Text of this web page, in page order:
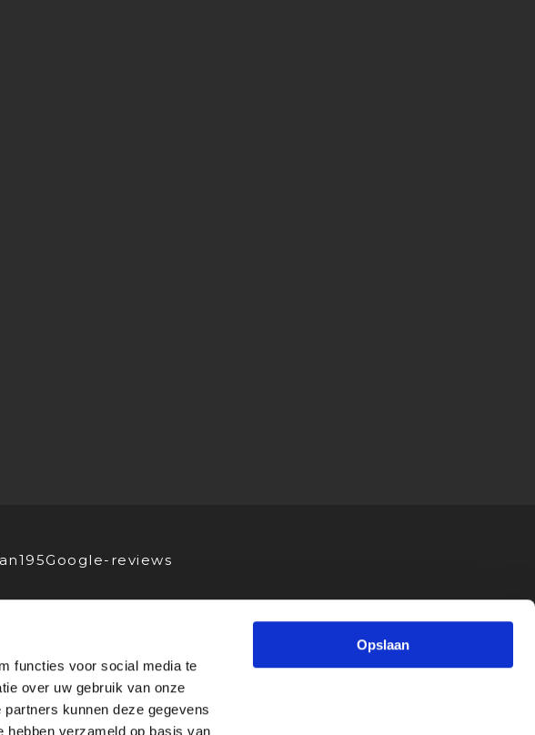
functies voor social media te
over uw gebruik van onze
kunnen deze gegevens
hebben verzameld op basis van
Opslaan
195Google-reviews